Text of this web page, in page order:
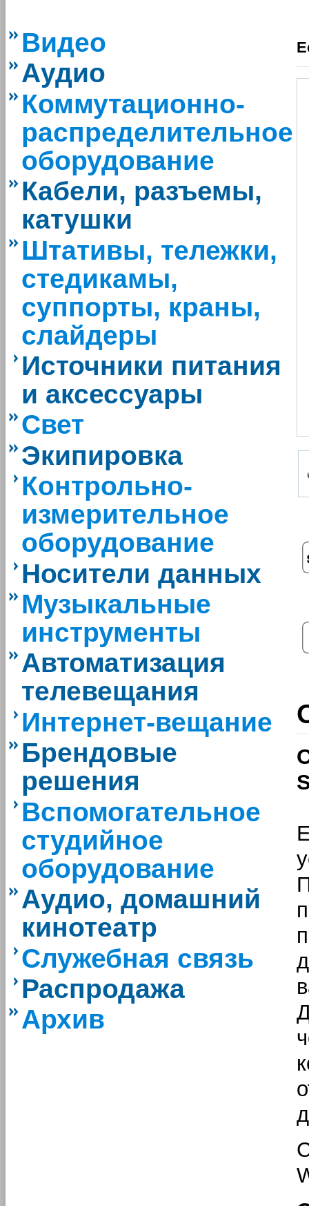
Видео
Аудио
Коммутационно-
распределительное
оборудование
Кабели, разъемы,
катушки
Штативы, тележки,
стедикамы,
суппорты, краны,
слайдеры
Источники питания
и аксессуары
Свет
Экипировка
Контрольно-
измерительное
оборудование
Носители данных
Музыкальные
инструменты
Автоматизация
телевещания
Интернет-вещание
Брендовые
решения
Вспомогательное
студийное
оборудование
Аудио, домашний
кинотеатр
Служебная связь
Распродажа
Архив